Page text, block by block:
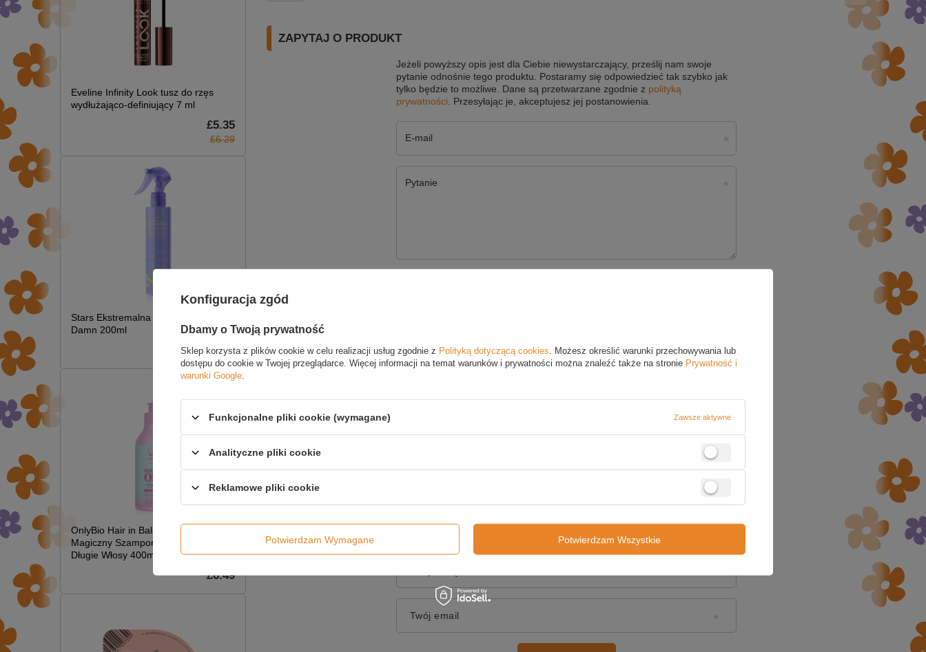
Eveline Infinity Look tusz do rzęs
wydłużająco-definiujący 7 ml
£5.35
£6.29
Stars Ekstremalna Termoochrona Hot
Damn 200ml
£7.09
OnlyBio Hair in Balance Kids
Magiczny Szampon Rozplątujący
Długie Włosy 400ml
£6.49
ZAPYTAJ O PRODUKT
Jeżeli powyższy opis jest dla Ciebie niewystarczający, prześlij nam swoje
pytanie odnośnie tego produktu. Postaramy się odpowiedzieć tak szybko jak
tylko będzie to możliwe. Dane są przetwarzane zgodnie z polityką
prywatności . Przesyłając je, akceptujesz jej postanowienia.
E-mail
Pytanie
Twoja ocena:
produktu:
Twój email
Konfiguracja zgód
Dbamy o Twoją prywatność
Sklep korzysta z plików cookie w celu realizacji usług zgodnie z Polityką dotyczącą cookies . Możesz określić warunki przechowywania lub
dostępu do cookie w Twojej przeglądarce. Więcej informacji na temat warunków i prywatności można znaleźć także na stronie Prywatność i
warunki Google
Funkcjonalne pliki cookie (wymagane) Zawsze aktywne
Analityczne pliki cookie
Reklamowe pliki cookie
Potwierdzam Wymagane Potwierdzam Wszystkie